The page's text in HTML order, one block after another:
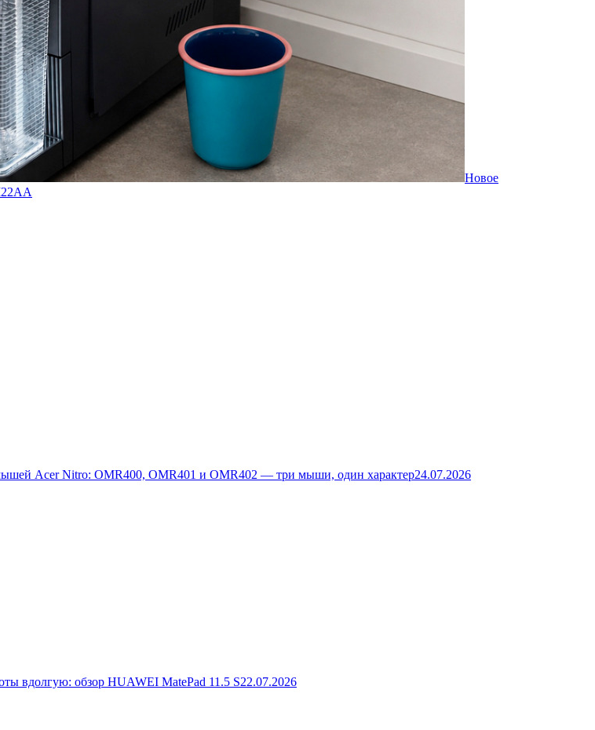
Новое
Acer Nitro: OMR400, OMR401 и OMR402 — три мыши, один характер24.07.2026
вдолгую: обзор HUAWEI MatePad 11.5 S22.07.2026